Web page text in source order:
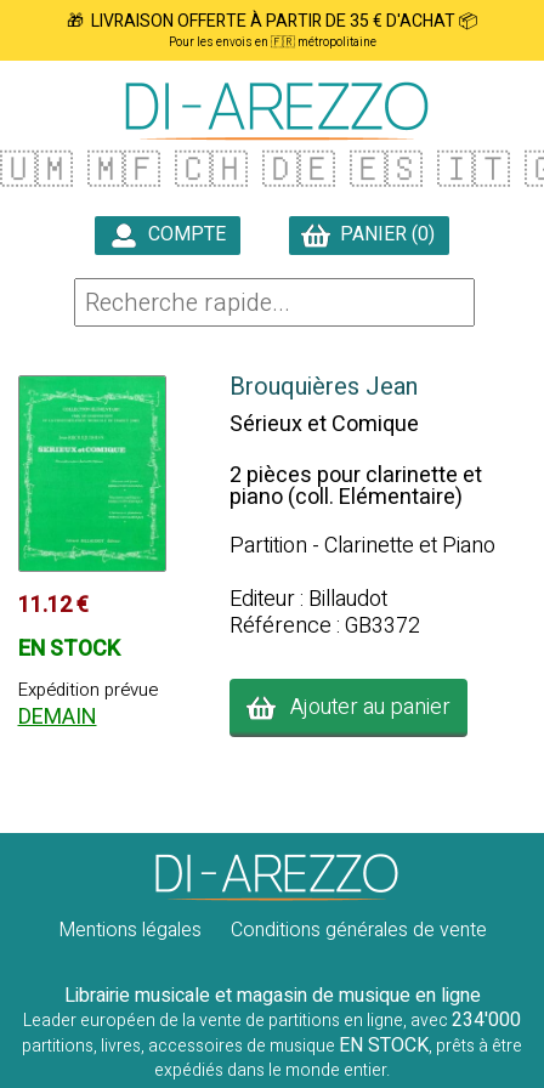
🎁 LIVRAISON OFFERTE À PARTIR DE 35 € D'ACHAT 📦
Pour les envois en 🇫🇷 métropolitaine
🇺🇲 🇲🇫 🇨🇭 🇩🇪 🇪🇸 🇮🇹
COMPTE
PANIER (0)
11.12 €
EN STOCK
Expédition prévue
DEMAIN
Brouquières Jean
Sérieux et Comique
2 pièces pour clarinette et
piano (coll. Elémentaire)
Partition - Clarinette et Piano
Editeur : Billaudot
Référence : GB3372
Ajouter au panier
Mentions légales Conditions générales de vente
Librairie musicale et magasin de musique en ligne
Leader européen de la vente de partitions en ligne, avec234'000
partitions, livres, accessoires de musique EN STOCK, prêts à être
expédiés dans le monde entier.